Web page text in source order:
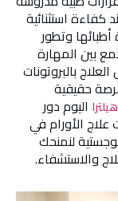
كفاءة استثنائية
وتطور
بين المهارة
بالبروتونات
حقيقية
اليوم دور
الأورام في
لنمنحك
والاستشفاء.